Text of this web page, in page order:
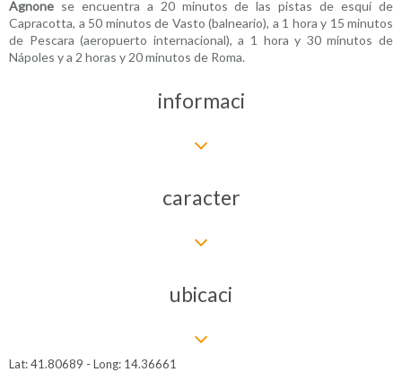
Agnone se encuentra a 20 minutos de las pistas de esquí de
Capracotta, a 50 minutos de Vasto (balneario), a 1 hora y 15 minutos
de Pescara (aeropuerto internacional), a 1 hora y 30 minutos de
Nápoles y a 2 horas y 20 minutos de Roma.
informaci
caracter
ubicaci
Lat: 41.80689 - Long: 14.36661